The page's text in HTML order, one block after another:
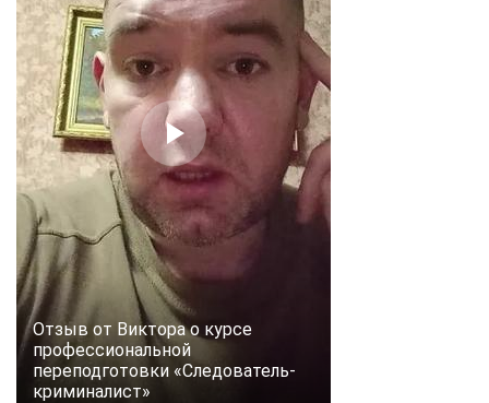
Отзыв от Виктора о курсе
профессиональной
переподготовки «Следователь-
криминалист»
ChatApp
online
Мессенджеры
Свяжитесь с нами через любой удобный мессенджер!
Telegram
Vkontakte